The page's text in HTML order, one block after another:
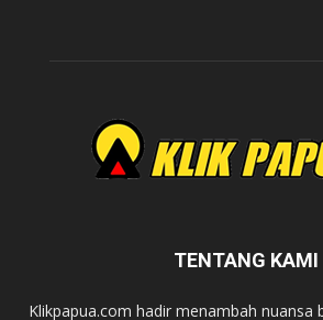
TENTANG KAMI
Klikpapua.com hadir menambah nuansa